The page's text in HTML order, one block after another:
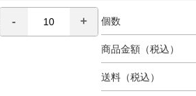
個数
商品金額（税込）
送料（税込）